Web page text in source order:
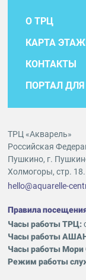
О ТРЦ
КАРТА
КОНТАКТЫ
ПОРТАЛ
ТРЦ «Акварель»
Российская
Пушкино, г.
Холмогоры, стр. 18.
hello@aquarelle-
Правила
Часы работы ТРЦ:
Часы работы
Часы работы Мори
Режим работы